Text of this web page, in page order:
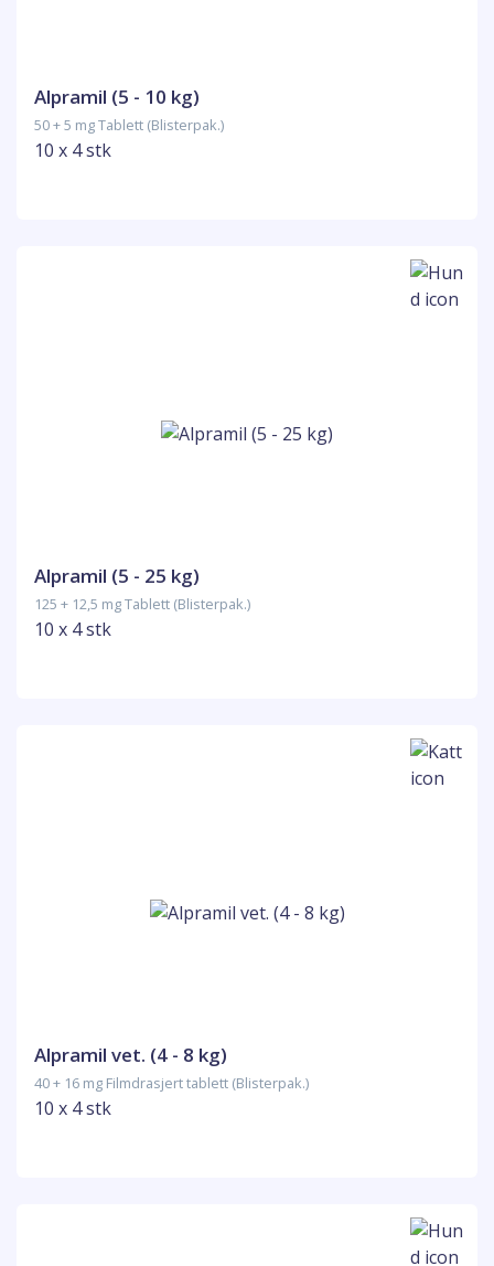
Alpramil (5 - 10 kg)
50 + 5 mg Tablett (Blisterpak.)
10 x 4 stk
Alpramil (5 - 25 kg)
125 + 12,5 mg Tablett (Blisterpak.)
10 x 4 stk
Alpramil vet. (4 - 8 kg)
40 + 16 mg Filmdrasjert tablett (Blisterpak.)
10 x 4 stk